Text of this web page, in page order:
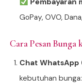
Pembayaran
GoPay, OVO,
Cara Pesan
Chat WhatsApp
kebutuhan